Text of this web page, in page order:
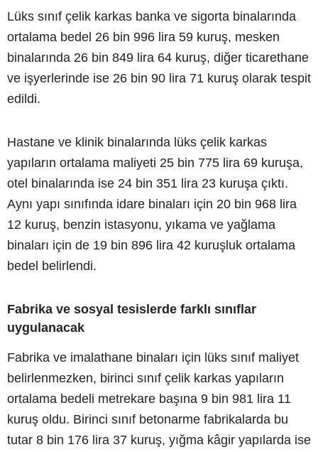
Lüks sınıf çelik karkas banka ve sigorta binalarında
ortalama bedel 26 bin 996 lira 59 kuruş, mesken
binalarında 26 bin 849 lira 64 kuruş, diğer ticarethane
ve işyerlerinde ise 26 bin 90 lira 71 kuruş olarak tespit
edildi.
Hastane ve klinik binalarında lüks çelik karkas
yapıların ortalama maliyeti 25 bin 775 lira 69 kuruşa,
otel binalarında ise 24 bin 351 lira 23 kuruşa çıktı.
Aynı yapı sınıfında idare binaları için 20 bin 968 lira
12 kuruş, benzin istasyonu, yıkama ve yağlama
binaları için de 19 bin 896 lira 42 kuruşluk ortalama
bedel belirlendi.
Fabrika ve sosyal tesislerde farklı sınıflar
uygulanacak
Fabrika ve imalathane binaları için lüks sınıf maliyet
belirlenmezken, birinci sınıf çelik karkas yapıların
ortalama bedeli metrekare başına 9 bin 981 lira 11
kuruş oldu. Birinci sınıf betonarme fabrikalarda bu
tutar 8 bin 176 lira 37 kuruş, yığma kâgir yapılarda ise